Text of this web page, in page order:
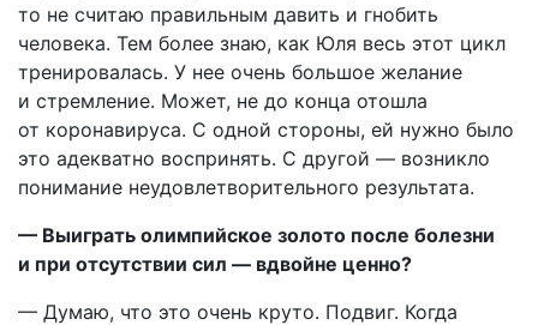
то не считаю правильным давить и гнобить
человека. Тем более знаю, как Юля весь этот цикл
тренировалась. У нее очень большое желание
и стремление. Может, не до конца отошла
от коронавируса. С одной стороны, ей нужно было
это адекватно воспринять. С другой — возникло
понимание неудовлетворительного результата.
— Выиграть олимпийское золото после болезни
и при отсутствии сил — вдвойне ценно?
— Думаю, что это очень круто. Подвиг. Когда